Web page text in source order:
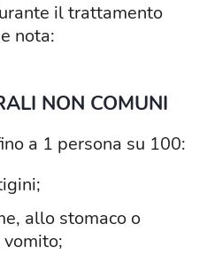
il trattamento
nota:
NON COMUNI
a 1 persona su 100:
allo stomaco o